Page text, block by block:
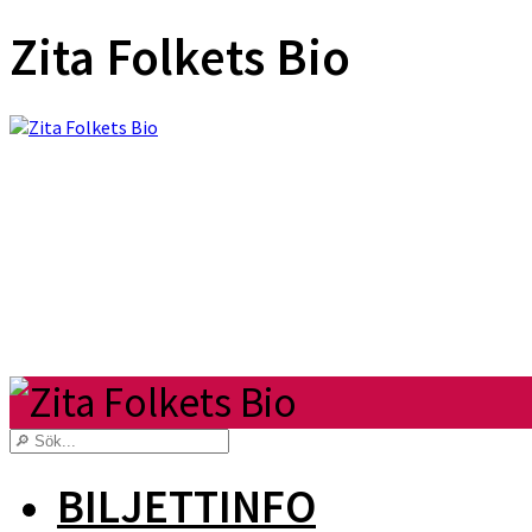
Zita Folkets Bio
BILJETTINFO